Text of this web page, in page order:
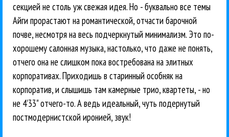
секцией не столь уж свежая идея. Но - буквально все темы
Айги прорастают на романтической, отчасти барочной
почве, несмотря на весь подчеркнутый минимализм. Это по-
хорошему салонная музыка, настолько, что даже не понять,
отчего она не слишком пока востребована на элитных
корпоративах. Приходишь в старинный особняк на
корпоратив, и слышишь там камерные трио, квартеты, - но
не 4'33" отчего-то. А ведь идеальный, чуть подернутый
постмодернистской иронией, звук!